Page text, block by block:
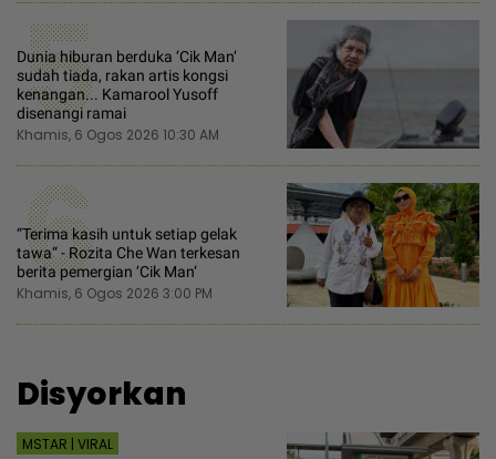
5
Dunia hiburan berduka ‘Cik Man‘
sudah tiada, rakan artis kongsi
kenangan... Kamarool Yusoff
disenangi ramai
Khamis, 6 Ogos 2026 10:30 AM
6
“Terima kasih untuk setiap gelak
tawa“ - Rozita Che Wan terkesan
berita pemergian ‘Cik Man‘
Khamis, 6 Ogos 2026 3:00 PM
Disyorkan
MSTAR | VIRAL